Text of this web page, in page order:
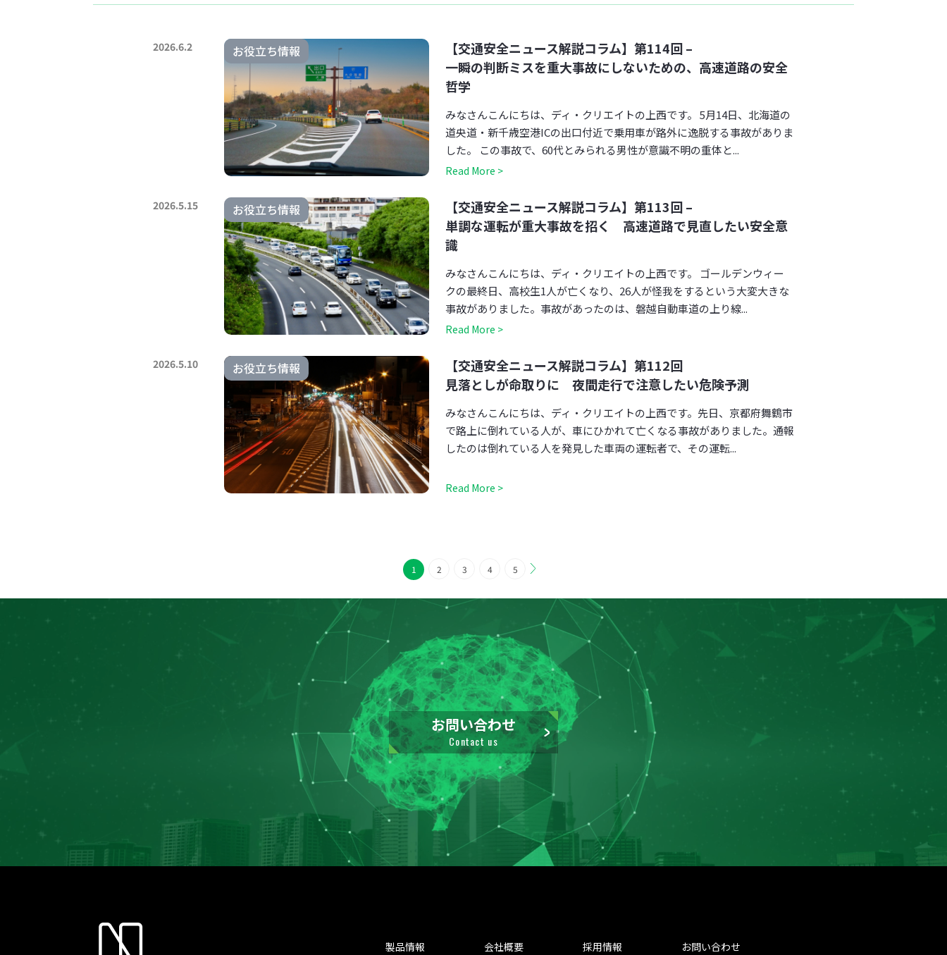
2026.6.2 お役立ち情報
【交通安全ニュース解説コラム】第114回 –
一瞬の判断ミスを重大事故にしないための、高速道路の安全
哲学
みなさんこんにちは、ディ・クリエイトの上西です。 5月14日、北海道の
道央道・新千歳空港ICの出口付近で乗用車が路外に逸脱する事故がありま
した。 この事故で、60代とみられる男性が意識不明の重体と...
Read More >
2026.5.15 お役立ち情報
【交通安全ニュース解説コラム】第113回 –
単調な運転が重大事故を招く 高速道路で見直したい安全意
識
みなさんこんにちは、ディ・クリエイトの上西です。 ゴールデンウィー
クの最終日、高校生1人が亡くなり、26人が怪我をするという大変大きな
事故がありました。事故があったのは、磐越自動車道の上り線...
Read More >
2026.5.10 お役立ち情報
【交通安全ニュース解説コラム】第112回
見落としが命取りに 夜間走行で注意したい危険予測
みなさんこんにちは、ディ・クリエイトの上西です。先日、京都府舞鶴市
で路上に倒れている人が、車にひかれて亡くなる事故がありました。通報
したのは倒れている人を発見した車両の運転者で、その運転...
Read More >
1 2 3 4 5
お問い合わせ
Contact us
製品情報 会社概要 採用情報 お問い合わせ